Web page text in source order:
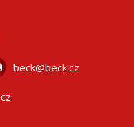
beck@beck.cz